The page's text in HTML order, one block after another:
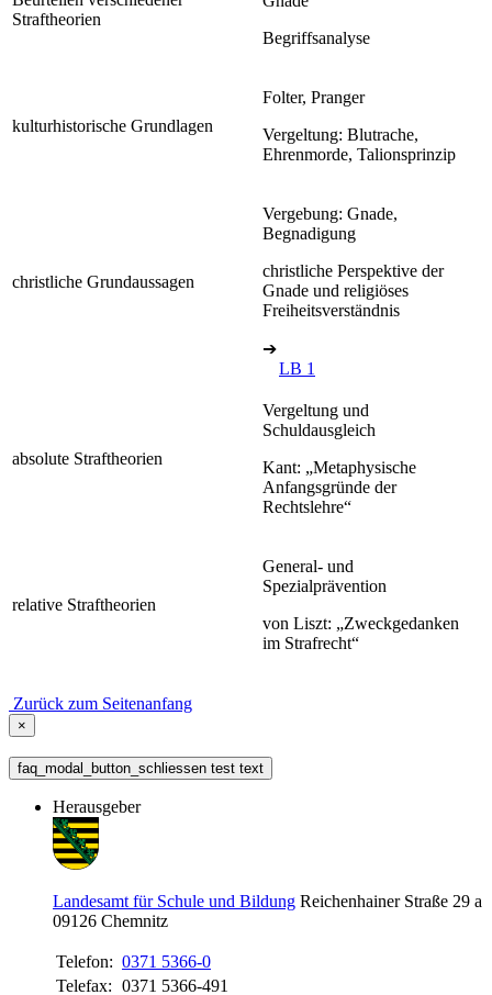
Straftheorien
Begriffsanalyse
kulturhistorische Grundlagen
Folter, Pranger
Vergeltung: Blutrache,
Ehrenmorde, Talionsprinzip
christliche Grundaussagen
Vergebung: Gnade,
Begnadigung
christliche Perspektive der
Gnade und religiöses
Freiheitsverständnis
➔
LB 1
absolute Straftheorien
Vergeltung und
Schuldausgleich
Kant: „Metaphysische
Anfangsgründe der
Rechtslehre“
relative Straftheorien
General- und
Spezialprävention
von Liszt: „Zweckgedanken
im Strafrecht“
Zurück zum Seitenanfang
×
faq_modal_button_schliessen test text
Herausgeber
Landesamt für Schule und Bildung Reichenhainer Straße 29 a
09126 Chemnitz
Telefon: 0371 5366-0
Telefax: 0371 5366-491